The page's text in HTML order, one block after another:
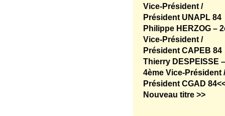
Vice-Président /
Président UNAPL 84
Philippe HERZOG –
Vice-Président /
Président CAPEB 84
Thierry DESPEISSE –
4ème Vice-Président /
Président CGAD
Nouveau titre >>